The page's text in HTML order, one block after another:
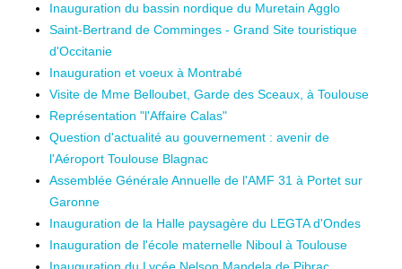
Inauguration du bassin nordique du Muretain Agglo
Saint-Bertrand de Comminges - Grand Site touristique
d'Occitanie
Inauguration et voeux à Montrabé
Visite de Mme Belloubet, Garde des Sceaux, à Toulouse
Représentation "l'Affaire Calas"
Question d'actualité au gouvernement : avenir de
l'Aéroport Toulouse Blagnac
Assemblée Générale Annuelle de l'AMF 31 à Portet sur
Garonne
Inauguration de la Halle paysagère du LEGTA d'Ondes
Inauguration de l'école maternelle Niboul à Toulouse
Inauguration du Lycée Nelson Mandela de Pibrac